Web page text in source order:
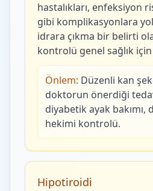
hastalıkları, enfeksiyon
gibi komplikasyonlara
idrara çıkma bir belirti
kontrolü genel sağlık
Önlem: Düzenli kan
doktorun önerdiği
diyabetik ayak bakımı,
hekimi kontrolü.
Hipotiroidi